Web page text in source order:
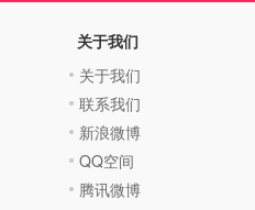
关于我们
关于我们
联系我们
新浪微博
QQ空间
腾讯微博